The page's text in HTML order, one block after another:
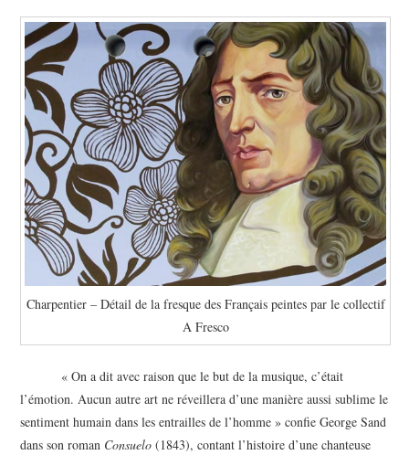
Charpentier – Détail de la fresque des Français peintes par le collectif
A Fresco
« On a dit avec raison que le but de la musique, c’était
l’émotion. Aucun autre art ne réveillera d’une manière aussi sublime le
sentiment humain dans les entrailles de l’homme » confie George Sand
dans son roman Consuelo(1843), contant l’histoire d’une chanteuse